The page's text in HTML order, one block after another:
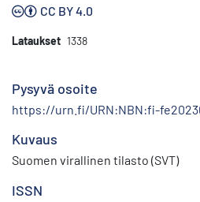
CC BY 4.0
Lataukset 1338
Pysyvä osoite
https://urn.fi/URN:NBN:fi-
Kuvaus
Suomen virallinen tilasto (SVT)
ISSN